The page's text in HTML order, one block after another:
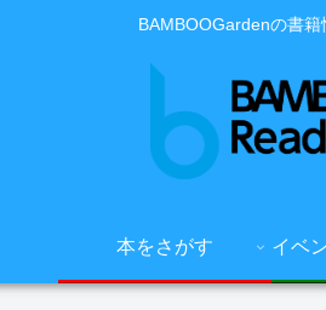
BAMBOOGardenの書籍
本をさがす イベ